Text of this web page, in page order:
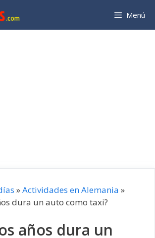
Menú
»Actividades en Alemania »
dura un auto como taxi?
años dura un